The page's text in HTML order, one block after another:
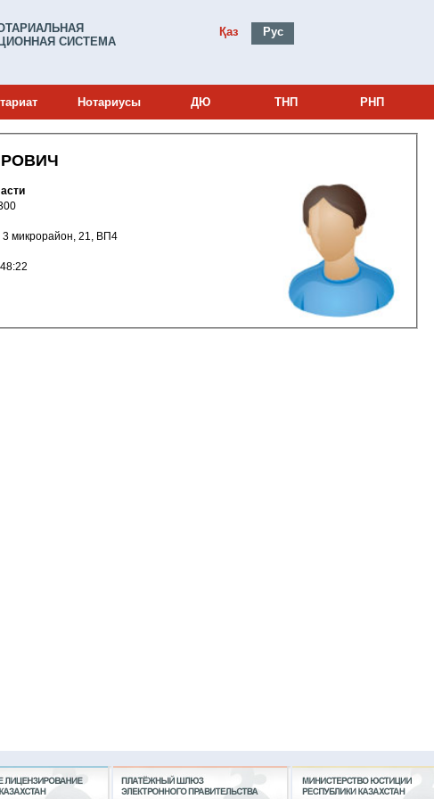
СИСТЕМА
Қаз Рус
Нотариусы ДЮ ТНП РНП
18000300
3 микрорайон, 21, ВП4
15:48:22